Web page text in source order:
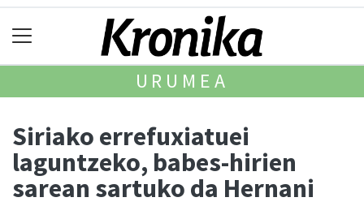
URUMEA
Siriako errefuxiatuei
laguntzeko, babes-hirien
sarean sartuko da Hernani